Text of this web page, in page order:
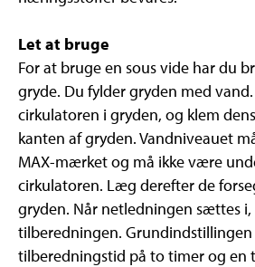
Let at bruge
For at bruge en sous vide har du
gryde. Du fylder gryden med
cirkulatoren i gryden, og klem
kanten af gryden. Vandniveauet
MAX-mærket og må ikke være
cirkulatoren. Læg derefter de
gryden. Når netledningen sættes
tilberedningen. Grundindstillingen
tilberedningstid på to timer og en